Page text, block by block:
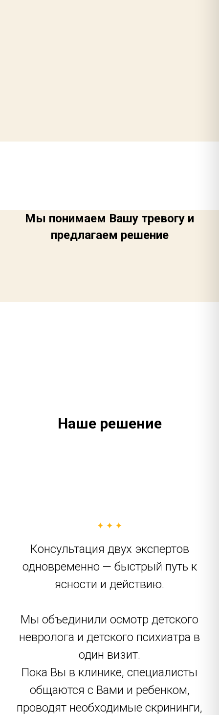
Мы понимаем Вашу тревогу и
предлагаем решение
Наше решение
Консультация двух экспертов
одновременно — быстрый путь к
ясности и действию.
Мы объединили осмотр детского
невролога и детского психиатра в
один визит.
Пока Вы в клинике, специалисты
общаются с Вами и ребенком,
проводят необходимые скрининги,